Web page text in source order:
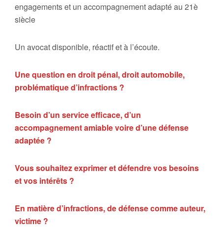
engagements et un accompagnement adapté au 21è
siècle
Un avocat disponible, réactif et à l’écoute.
Une question en droit pénal, droit automobile,
problématique d’infractions ?
Besoin d’un service efficace, d’un
accompagnement amiable voire d’une défense
adaptée ?
Vous souhaitez exprimer et défendre vos besoins
et vos intérêts ?
En matière d’infractions, de défense comme auteur,
victime ?